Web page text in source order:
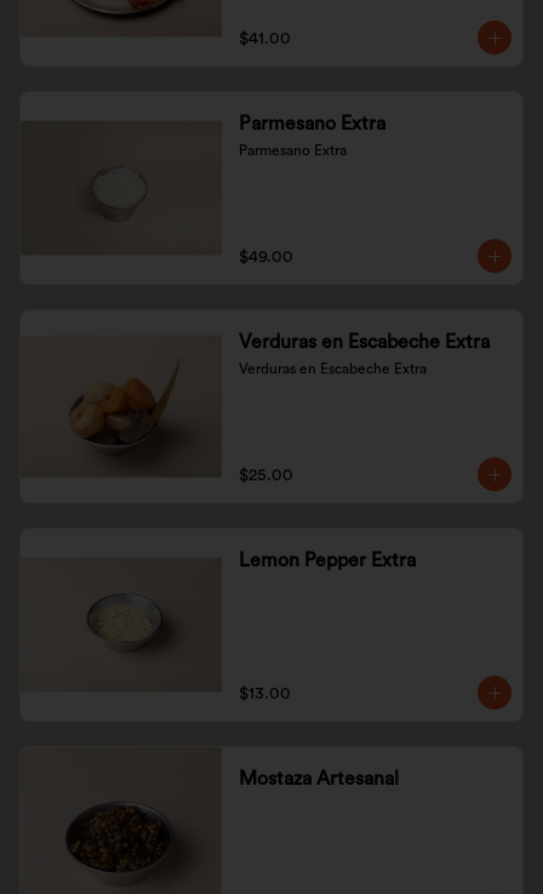
$41.00
Parmesano Extra
Parmesano Extra
$49.00
Verduras en Escabeche Extra
Verduras en Escabeche Extra
$25.00
Lemon Pepper Extra
$13.00
Mostaza Artesanal